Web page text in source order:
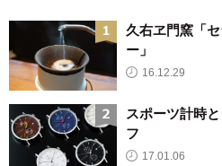
久右ヱ門窯「
ー」
16.12.29
スポーツ計時
フ
17.01.06